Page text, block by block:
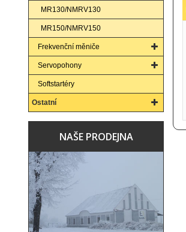
MR130/NMRV130
MR150/NMRV150
Frekvenční měniče
Servopohony
Softstartéry
Ostatní
NAŠE PRODEJNA